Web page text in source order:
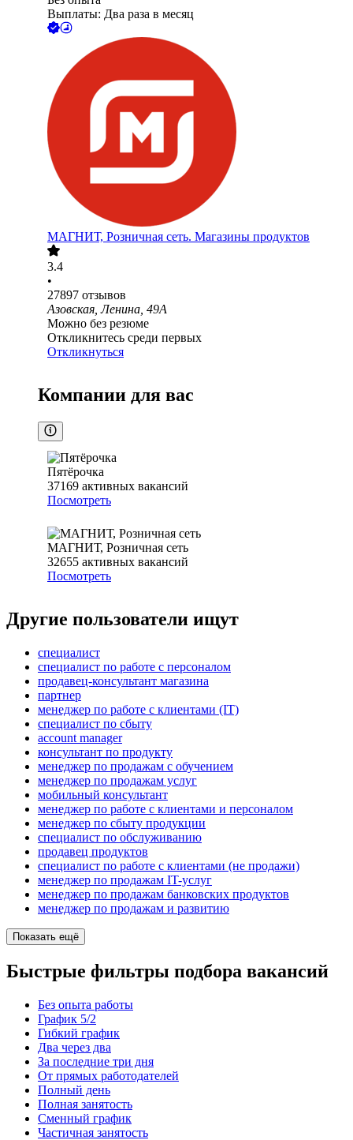
Выплаты: Два раза в месяц
МАГНИТ, Розничная сеть. Магазины продуктов
3.4
•
27897 отзывов
Азовская, Ленина, 49А
Можно без резюме
Откликнитесь среди первых
Откликнуться
Компании для вас
Пятёрочка
37169 активных вакансий
Посмотреть
МАГНИТ, Розничная сеть
32655 активных вакансий
Посмотреть
Другие пользователи ищут
специалист
специалист по работе с персоналом
продавец-консультант магазина
партнер
менеджер по работе с клиентами (IT)
специалист по сбыту
account manager
консультант по продукту
менеджер по продажам с обучением
менеджер по продажам услуг
мобильный консультант
менеджер по работе с клиентами и персоналом
менеджер по сбыту продукции
специалист по обслуживанию
продавец продуктов
специалист по работе с клиентами (не продажи)
менеджер по продажам IT-услуг
менеджер по продажам банковских продуктов
менеджер по продажам и развитию
Показать ещё
Быстрые фильтры подбора вакансий
Без опыта работы
График 5/2
Гибкий график
Два через два
За последние три дня
От прямых работодателей
Полный день
Полная занятость
Сменный график
Частичная занятость